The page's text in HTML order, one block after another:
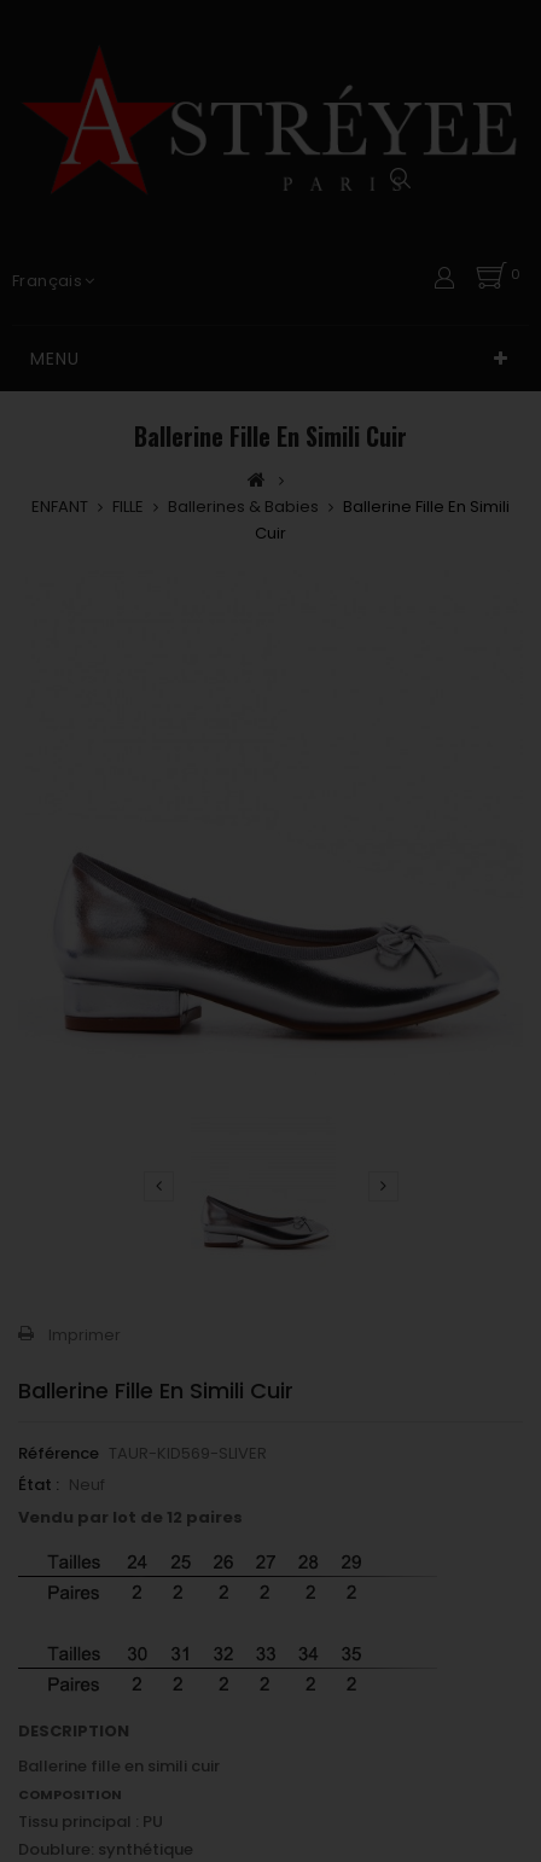
Français 0
MENU
Ballerine Fille En Simili Cuir
ENFANT FILLE Ballerines & Babies
Ballerine Fille En Simili
Cuir
Imprimer
Ballerine Fille En Simili Cuir
Référence TAUR-KID569-SLIVER
État : Neuf
Vendu par lot de 12 paires
DESCRIPTION
Ballerine fille en simili cuir
COMPOSITION
Tissu principal : PU
Doublure: synthétique